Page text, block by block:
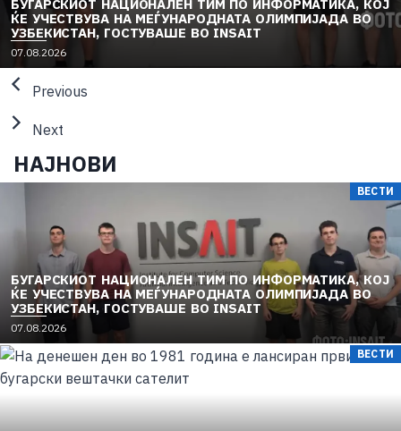
БУГАРСКИОТ НАЦИОНАЛЕН ТИМ ПО ИНФОРМАТИКА, КОЈ
ЌЕ УЧЕСТВУВА НА МЕЃУНАРОДНАТА ОЛИМПИЈАДА ВО
УЗБЕКИСТАН, ГОСТУВАШЕ ВО INSAIT
P
o
s
e
o
n
07.08.2026
Previous
Next
НАЈНОВИ
ВЕСТИ
БУГАРСКИОТ НАЦИОНАЛЕН ТИМ ПО ИНФОРМАТИКА, КОЈ
ЌЕ УЧЕСТВУВА НА МЕЃУНАРОДНАТА ОЛИМПИЈАДА ВО
УЗБЕКИСТАН, ГОСТУВАШЕ ВО INSAIT
P
o
s
t
07.08.2026
ВЕСТИ